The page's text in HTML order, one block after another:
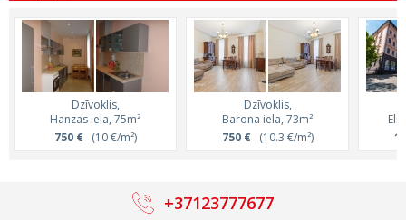
Dzīvoklis,
Hanzas iela, 75m²
750 €(10 €/m²)
Dzīvoklis,
Barona iela, 73m²
750 €(10.3 €/m²)
1
+37123777677